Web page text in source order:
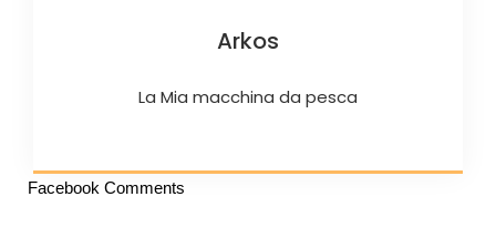
Arkos
La Mia macchina da pesca
Facebook Comments